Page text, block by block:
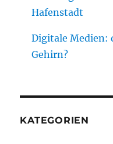
Hafenstadt
Digitale Medien:
Gehirn?
KATEGORIEN